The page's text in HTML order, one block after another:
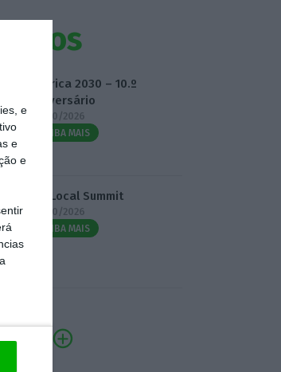
e
e
e
Fábrica 2030 – 10.º
Aniversário
14/10/2026
SAIBA MAIS
3.º Local Summit
07/10/2026
SAIBA MAIS